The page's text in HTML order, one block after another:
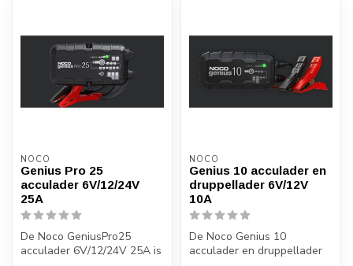
NOCO
Genius Pro 25
acculader 6V/12/24V
25A
De Noco GeniusPro25
acculader 6V/12/24V 25A is
NOCO
Genius 10 acculader en
druppellader 6V/12V
10A
De Noco Genius 10
acculader en druppellader